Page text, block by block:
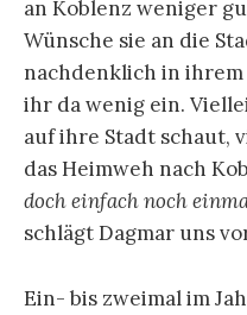
an Koblenz weniger
Wünsche sie an die
nachdenklich in ihrem
ihr da wenig ein.
auf ihre Stadt schaut,
das Heimweh nach
doch einfach noch
schlägt Dagmar uns
Ein- bis zweimal im